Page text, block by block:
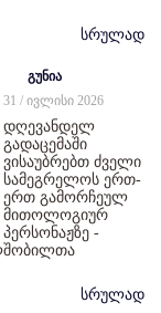
სრულად
გუნია
31 / ივლისი 2026
დღევანდელ
გადაცემაში
ვისაუბრებთ ძველი
სამეგრელოს ერთ-
ერთ გამორჩეულ
მითოლოგიურ
პერსონაჟზე -
სრულად